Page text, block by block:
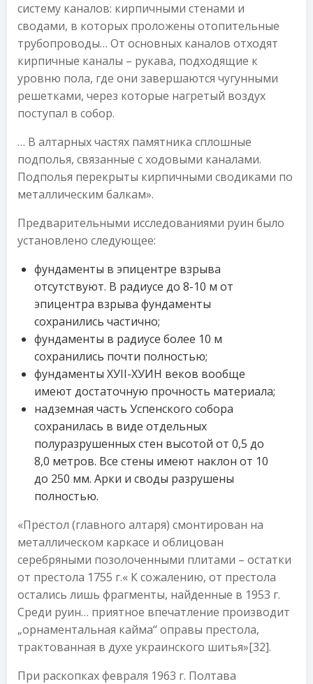
систему каналов: кирпичными стенами и
сводами, в которых проложены отопительные
трубопроводы… От основных каналов отходят
кирпичные каналы – рукава, подходящие к
уровню пола, где они завершаются чугунными
решетками, через которые нагретый воздух
поступал в собор.
… В алтарных частях памятника сплошные
подполья, связанные с ходовыми каналами.
Подполья перекрыты кирпичными сводиками по
металлическим балкам».
Предварительными исследованиями руин было
установлено следующее:
фундаменты в эпицентре взрыва
отсутствуют. В радиусе до 8-10 м от
эпицентра взрыва фундаменты
сохранились частично;
фундаменты в радиусе более 10 м
сохранились почти полностью;
фундаменты ХУІІ-ХУИН веков вообще
имеют достаточную прочность материала;
надземная часть Успенского собора
сохранилась в виде отдельных
полуразрушенных стен высотой от 0,5 до
8,0 метров. Все стены имеют наклон от 10
до 250 мм. Арки и своды разрушены
полностью.
«Престол (главного алтаря) смонтирован на
металлическом каркасе и облицован
серебряными позолоченными плитами – остатки
от престола 1755 г.« К сожалению, от престола
остались лишь фрагменты, найденные в 1953 г.
Среди руин… приятное впечатление производит
„орнаментальная кайма“ оправы престола,
трактованная в духе украинского шитья»[32].
При раскопках февраля 1963 г. Полтава